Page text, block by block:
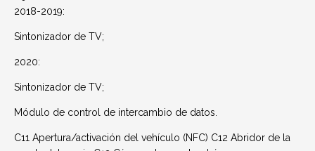
2018-2019:
Sintonizador de TV;
2020:
Sintonizador de TV;
Módulo de control de intercambio de datos.
C11 Apertura/activación del vehículo (NFC) C12 Abridor de la